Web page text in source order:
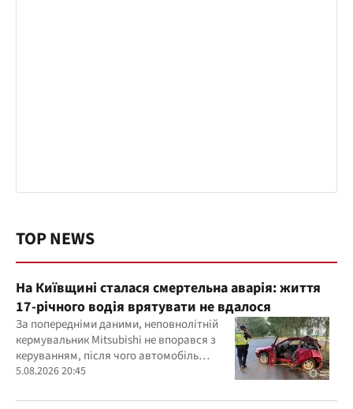
TOP NEWS
На Київщині сталася смертельна аварія: життя
17-річного водія врятувати не вдалося
За попередніми даними, неповнолітній
кермувальник Mitsubishi не впорався з
керуванням, після чого автомобіль
врізався у дерево
5.08.2026 20:45